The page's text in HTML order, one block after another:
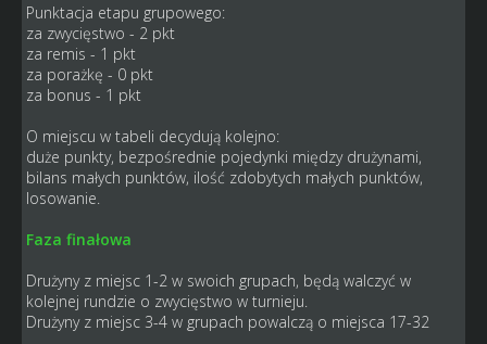
Punktacja etapu grupowego:
za zwycięstwo - 2 pkt
za remis - 1 pkt
za porażkę - 0 pkt
za bonus - 1 pkt
O miejscu w tabeli decydują kolejno:
duże punkty, bezpośrednie pojedynki między drużynami,
bilans małych punktów, ilość zdobytych małych punktów,
losowanie.
Faza finałowa
Drużyny z miejsc 1-2 w swoich grupach, będą walczyć w
kolejnej rundzie o zwycięstwo w turnieju.
Drużyny z miejsc 3-4 w grupach powalczą o miejsca 17-32